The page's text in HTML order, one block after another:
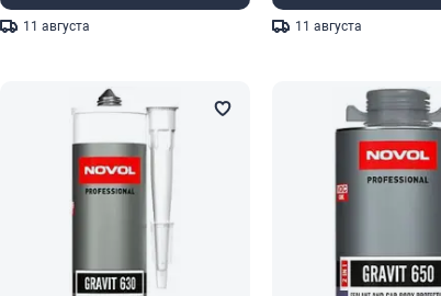
11 августа 11 августа